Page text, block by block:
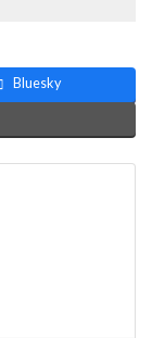
Bluesky